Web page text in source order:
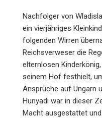
Nachfolger von
ein vierjähriges
folgenden Wirren
Reichsverweser die
elternlosen
seinem Hof festhielt,
Ansprüche auf Ungarn
Hunyadi war in dieser
Macht ausgestattet